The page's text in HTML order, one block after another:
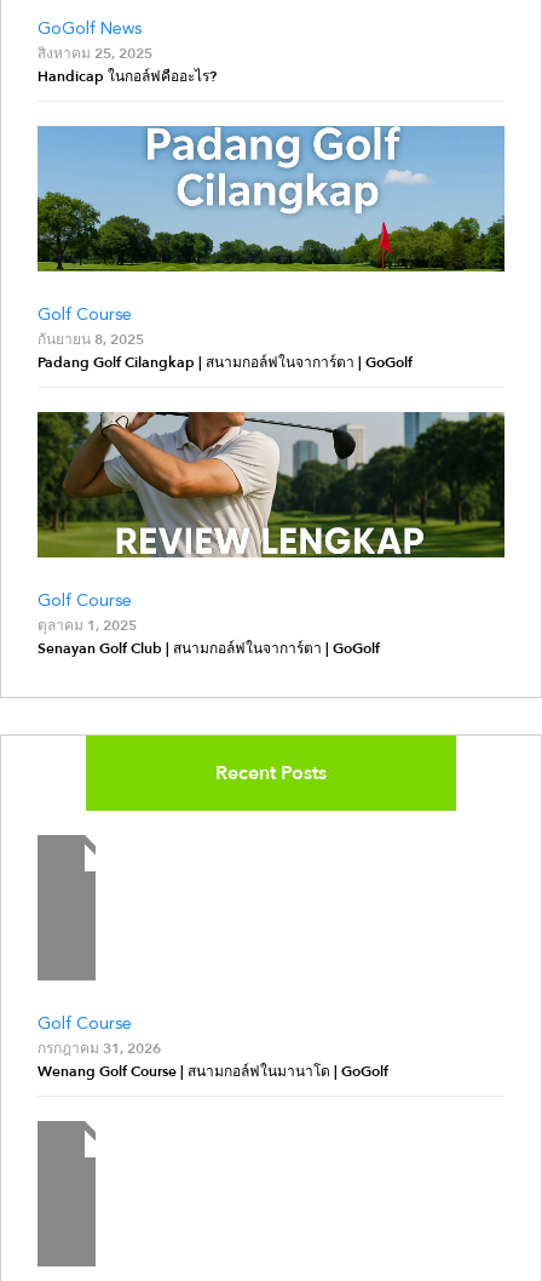
GoGolf News
สิงหาคม 25, 2025
Handicap ในกอล์ฟคืออะไร?
Golf Course
กันยายน 8, 2025
Padang Golf Cilangkap | สนามกอล์ฟในจาการ์ตา | GoGolf
Golf Course
ตุลาคม 1, 2025
Senayan Golf Club | สนามกอล์ฟในจาการ์ตา | GoGolf
Recent Posts
Golf Course
กรกฎาคม 31, 2026
Wenang Golf Course | สนามกอล์ฟในมานาโด | GoGolf